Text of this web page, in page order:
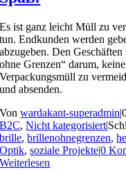
Es ist ganz leicht Müll zu
tun. Endkunden werden
abzugeben. Den
ohne Grenzen“ darum,
Verpackungsmüll zu
und absenden.
Vonwardakant-superadmin|
B2C,Nicht kategorisiert|
brille,brillenohnegrenzen,
Optik,soziale Projekte|0
Weiterlesen